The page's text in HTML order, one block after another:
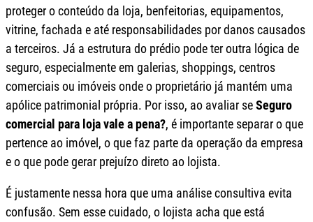
proteger o conteúdo da loja, benfeitorias, equipamentos,
vitrine, fachada e até responsabilidades por danos causados
a terceiros. Já a estrutura do prédio pode ter outra lógica de
seguro, especialmente em galerias, shoppings, centros
comerciais ou imóveis onde o proprietário já mantém uma
apólice patrimonial própria. Por isso, ao avaliar seSeguro
comercial para loja vale a pena?, é importante separar o que
pertence ao imóvel, o que faz parte da operação da empresa
e o que pode gerar prejuízo direto ao lojista.
É justamente nessa hora que uma análise consultiva evita
confusão. Sem esse cuidado, o lojista acha que está